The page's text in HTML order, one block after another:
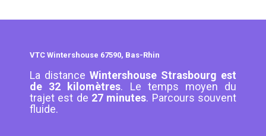
VTC Wintershouse 67590, Bas-Rhin
La distance Wintershouse Strasbourg est
de 32 kilomètres. Le temps moyen du
trajet est de 27 minutes. Parcours souvent
fluide.